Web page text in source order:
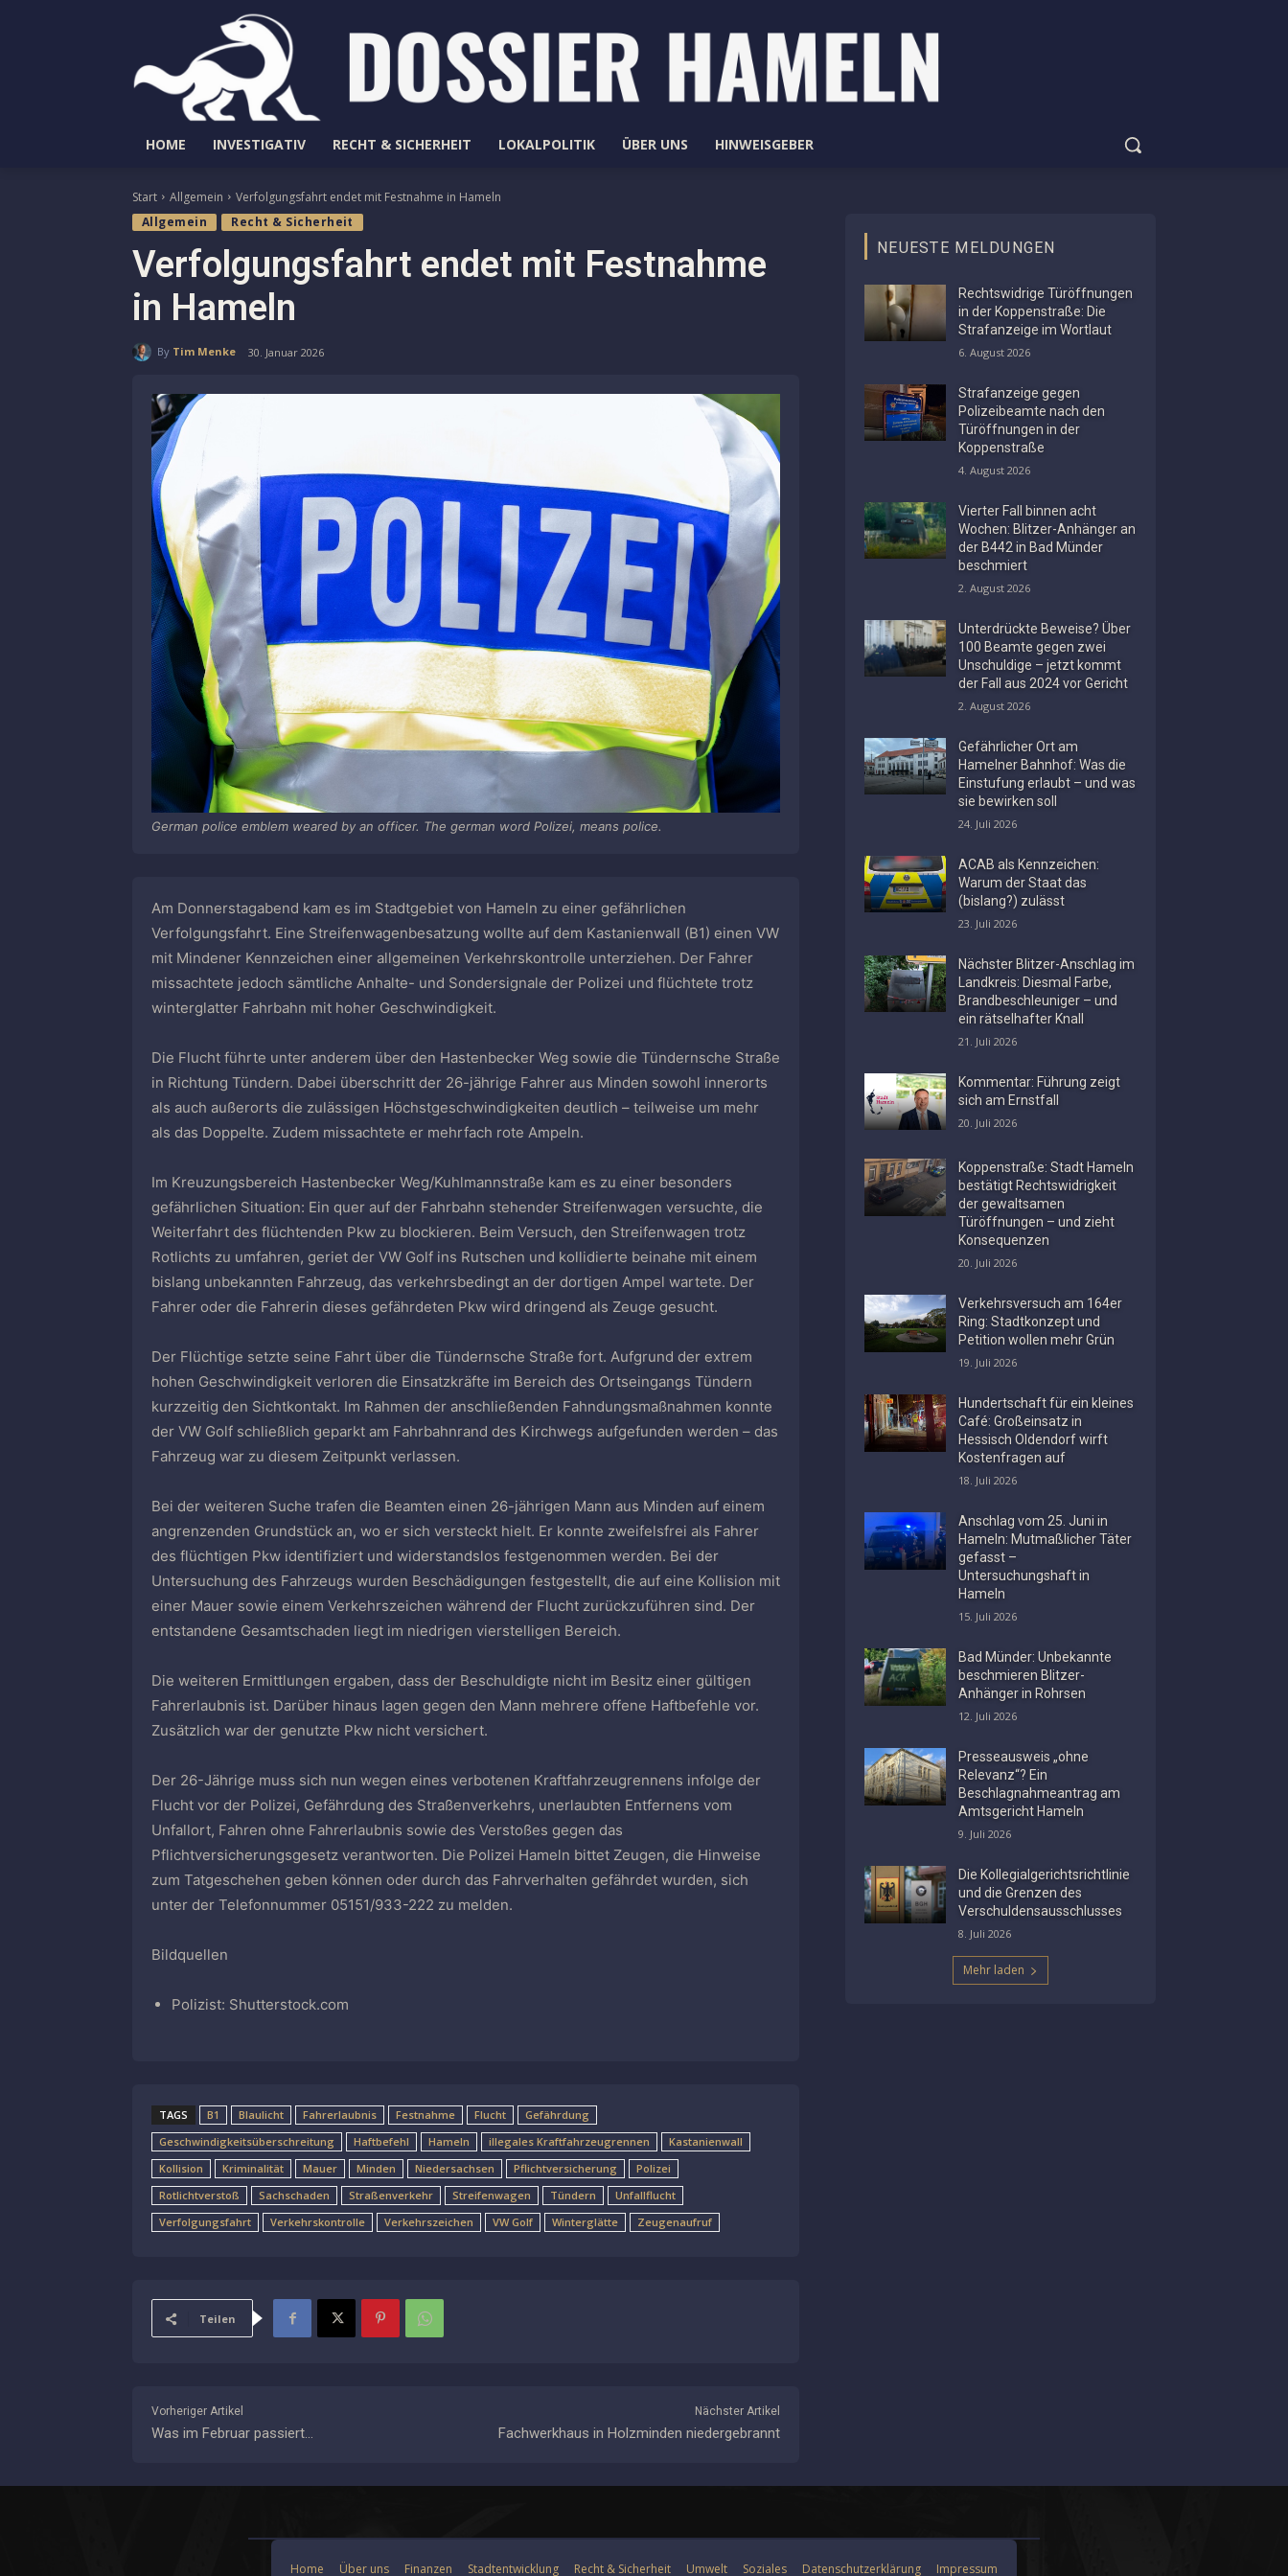
HOME INVESTIGATIV RECHT & SICHERHEIT LOKALPOLITIK ÜBER UNS HINWEISGEBER
Start Allgemein
Verfolgungsfahrt endet mit Festnahme in Hameln
Allgemein
Recht & Sicherheit
Verfolgungsfahrt endet mit Festnahme
in Hameln
By Tim Menke 30. Januar 2026
German police emblem weared by an officer. The german word Polizei, means police.
Am Donnerstagabend kam es im Stadtgebiet von Hameln zu einer gefährlichen
Verfolgungsfahrt. Eine Streifenwagenbesatzung wollte auf dem Kastanienwall (B1) einen VW
mit Mindener Kennzeichen einer allgemeinen Verkehrskontrolle unterziehen. Der Fahrer
missachtete jedoch sämtliche Anhalte- und Sondersignale der Polizei und flüchtete trotz
winterglatter Fahrbahn mit hoher Geschwindigkeit.
Die Flucht führte unter anderem über den Hastenbecker Weg sowie die Tündernsche Straße
in Richtung Tündern. Dabei überschritt der 26-jährige Fahrer aus Minden sowohl innerorts
als auch außerorts die zulässigen Höchstgeschwindigkeiten deutlich – teilweise um mehr
als das Doppelte. Zudem missachtete er mehrfach rote Ampeln.
Im Kreuzungsbereich Hastenbecker Weg/Kuhlmannstraße kam es zu einer besonders
gefährlichen Situation: Ein quer auf der Fahrbahn stehender Streifenwagen versuchte, die
Weiterfahrt des flüchtenden Pkw zu blockieren. Beim Versuch, den Streifenwagen trotz
Rotlichts zu umfahren, geriet der VW Golf ins Rutschen und kollidierte beinahe mit einem
bislang unbekannten Fahrzeug, das verkehrsbedingt an der dortigen Ampel wartete. Der
Fahrer oder die Fahrerin dieses gefährdeten Pkw wird dringend als Zeuge gesucht.
Der Flüchtige setzte seine Fahrt über die Tündernsche Straße fort. Aufgrund der extrem
hohen Geschwindigkeit verloren die Einsatzkräfte im Bereich des Ortseingangs Tündern
kurzzeitig den Sichtkontakt. Im Rahmen der anschließenden Fahndungsmaßnahmen konnte
der VW Golf schließlich geparkt am Fahrbahnrand des Kirchwegs aufgefunden werden – das
Fahrzeug war zu diesem Zeitpunkt verlassen.
Bei der weiteren Suche trafen die Beamten einen 26-jährigen Mann aus Minden auf einem
angrenzenden Grundstück an, wo er sich versteckt hielt. Er konnte zweifelsfrei als Fahrer
des flüchtigen Pkw identifiziert und widerstandslos festgenommen werden. Bei der
Untersuchung des Fahrzeugs wurden Beschädigungen festgestellt, die auf eine Kollision mit
einer Mauer sowie einem Verkehrszeichen während der Flucht zurückzuführen sind. Der
entstandene Gesamtschaden liegt im niedrigen vierstelligen Bereich.
Die weiteren Ermittlungen ergaben, dass der Beschuldigte nicht im Besitz einer gültigen
Fahrerlaubnis ist. Darüber hinaus lagen gegen den Mann mehrere offene Haftbefehle vor.
Zusätzlich war der genutzte Pkw nicht versichert.
Der 26-Jährige muss sich nun wegen eines verbotenen Kraftfahrzeugrennens infolge der
Flucht vor der Polizei, Gefährdung des Straßenverkehrs, unerlaubten Entfernens vom
Unfallort, Fahren ohne Fahrerlaubnis sowie des Verstoßes gegen das
Pflichtversicherungsgesetz verantworten. Die Polizei Hameln bittet Zeugen, die Hinweise
zum Tatgeschehen geben können oder durch das Fahrverhalten gefährdet wurden, sich
unter der Telefonnummer 05151/933-222 zu melden.
Bildquellen
Polizist: Shutterstock.com
TAGS B1 Blaulicht Fahrerlaubnis Festnahme Flucht
Gefährdung
Geschwindigkeitsüberschreitung
Haftbefehl Hameln illegales Kraftfahrzeugrennen
Kastanienwall
Kollision
Kriminalität Mauer Minden Niedersachsen Pflichtversicherung
Polizei
Rotlichtverstoß
Sachschaden Straßenverkehr Streifenwagen Tündern
Unfallflucht
Verfolgungsfahrt
Verkehrskontrolle Verkehrszeichen VW Golf Winterglätte Zeugenaufruf
Teilen
Vorheriger Artikel
Was im Februar passiert…
Nächster Artikel
Fachwerkhaus in Holzminden niedergebrannt
NEUESTE MELDUNGEN
Rechtswidrige Türöffnungen
in der Koppenstraße: Die
Strafanzeige im Wortlaut
6. August 2026
Strafanzeige gegen
Polizeibeamte nach den
Türöffnungen in der
Koppenstraße
4. August 2026
Vierter Fall binnen acht
Wochen: Blitzer-Anhänger an
der B442 in Bad Münder
beschmiert
2. August 2026
Unterdrückte Beweise? Über
100 Beamte gegen zwei
Unschuldige – jetzt kommt
der Fall aus 2024 vor Gericht
2. August 2026
Gefährlicher Ort am
Hamelner Bahnhof: Was die
Einstufung erlaubt – und was
sie bewirken soll
24. Juli 2026
ACAB als Kennzeichen:
Warum der Staat das
(bislang?) zulässt
23. Juli 2026
Nächster Blitzer-Anschlag im
Landkreis: Diesmal Farbe,
Brandbeschleuniger – und
ein rätselhafter Knall
21. Juli 2026
Kommentar: Führung zeigt
sich am Ernstfall
20. Juli 2026
Koppenstraße: Stadt Hameln
bestätigt Rechtswidrigkeit
der gewaltsamen
Türöffnungen – und zieht
Konsequenzen
20. Juli 2026
Verkehrsversuch am 164er
Ring: Stadtkonzept und
Petition wollen mehr Grün
19. Juli 2026
Hundertschaft für ein kleines
Café: Großeinsatz in
Hessisch Oldendorf wirft
Kostenfragen auf
18. Juli 2026
Anschlag vom 25. Juni in
Hameln: Mutmaßlicher Täter
gefasst –
Untersuchungshaft in
Hameln
15. Juli 2026
Bad Münder: Unbekannte
beschmieren Blitzer-
Anhänger in Rohrsen
12. Juli 2026
Presseausweis „ohne
Relevanz“? Ein
Beschlagnahmeantrag am
Amtsgericht Hameln
9. Juli 2026
Die Kollegialgerichtsrichtlinie
und die Grenzen des
Verschuldensausschlusses
8. Juli 2026
Mehr laden
Home Über uns Finanzen Stadtentwicklung Recht & Sicherheit Umwelt Soziales Datenschutzerklärung Impressum